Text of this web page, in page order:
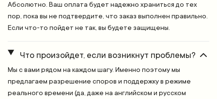
Абсолютно. Ваш оплата будет надежно храниться до тех
пор, пока вы не подтвердите, что заказ выполнен правильно.
Если что-то пойдет не так, вы будете защищены.
Что произойдет, если возникнут проблемы?
Мы с вами рядом на каждом шагу. Именно поэтому мы
предлагаем разрешение споров и поддержку в режиме
реального времени (да, даже на английском и русском